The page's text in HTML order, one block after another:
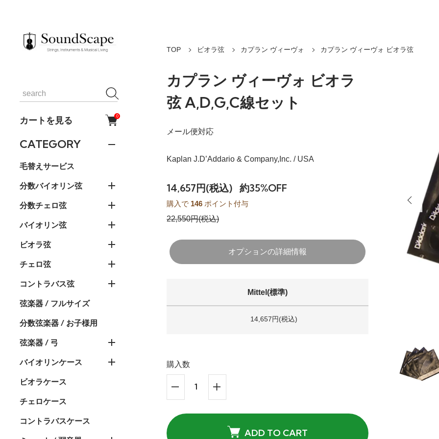
カートを見る 0
CATEGORY
毛替えサービス
分数バイオリン弦
分数チェロ弦
バイオリン弦
ビオラ弦
チェロ弦
コントラバス弦
弦楽器 / フルサイズ
分数弦楽器 / お子様用
弦楽器 / 弓
バイオリンケース
ビオラケース
チェロケース
コントラバスケース
TOP ビオラ弦 カプラン ヴィーヴォ カプラン ヴィーヴォ ビオラ弦
カプラン ヴィーヴォ ビオラ
弦 A,D,G,C線セット
メール便対応
Kaplan J.D’Addario & Company,Inc. / USA
14,657円(税込) 約35%OFF
購入で 146 ポイント付与
22,550円(税込)
オプションの詳細情報
Mittel(標準)
14,657円(税込)
購入数
ADD TO CART